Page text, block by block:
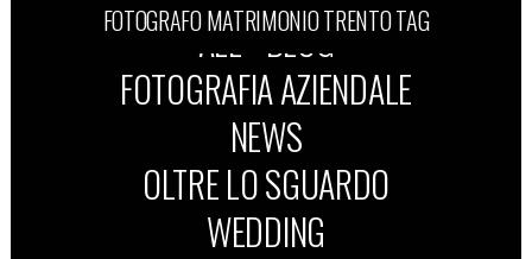
FOTOGRAFO MATRIMONIO TRENTO TAG
ALL BLOG
FOTOGRAFIA AZIENDALE
NEWS
OLTRE LO SGUARDO
WEDDING